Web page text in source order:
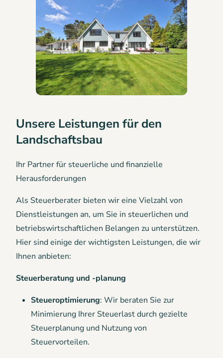
Unsere Leistungen für den
Landschaftsbau
Ihr Partner für steuerliche und finanzielle
Herausforderungen
Als Steuerberater bieten wir eine Vielzahl von
Dienstleistungen an, um Sie in steuerlichen und
betriebswirtschaftlichen Belangen zu unterstützen.
Hier sind einige der wichtigsten Leistungen, die wir
Ihnen anbieten:
Steuerberatung und -planung
Steueroptimierung: Wir beraten Sie zur
Minimierung Ihrer Steuerlast durch gezielte
Steuerplanung und Nutzung von
Steuervorteilen.